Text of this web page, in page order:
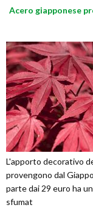
Acero giapponese
L'apporto decorativo
provengono dal
parte dai 29 euro ha
sfumat